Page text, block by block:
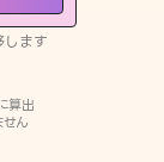
ます
算出
ん